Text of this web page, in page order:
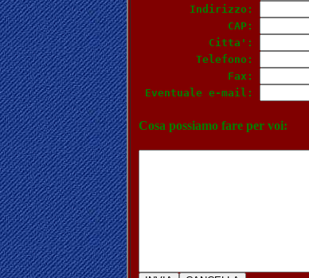
Indirizzo:
              CAP:
Citta':
         Telefono:
              Fax:
Eventuale e-mail:
Cosa possiamo fare per voi: